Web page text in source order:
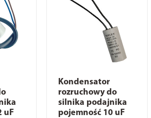
uF
Kondensator
rozruchowy do
silnika podajnika
pojemność 10 uF